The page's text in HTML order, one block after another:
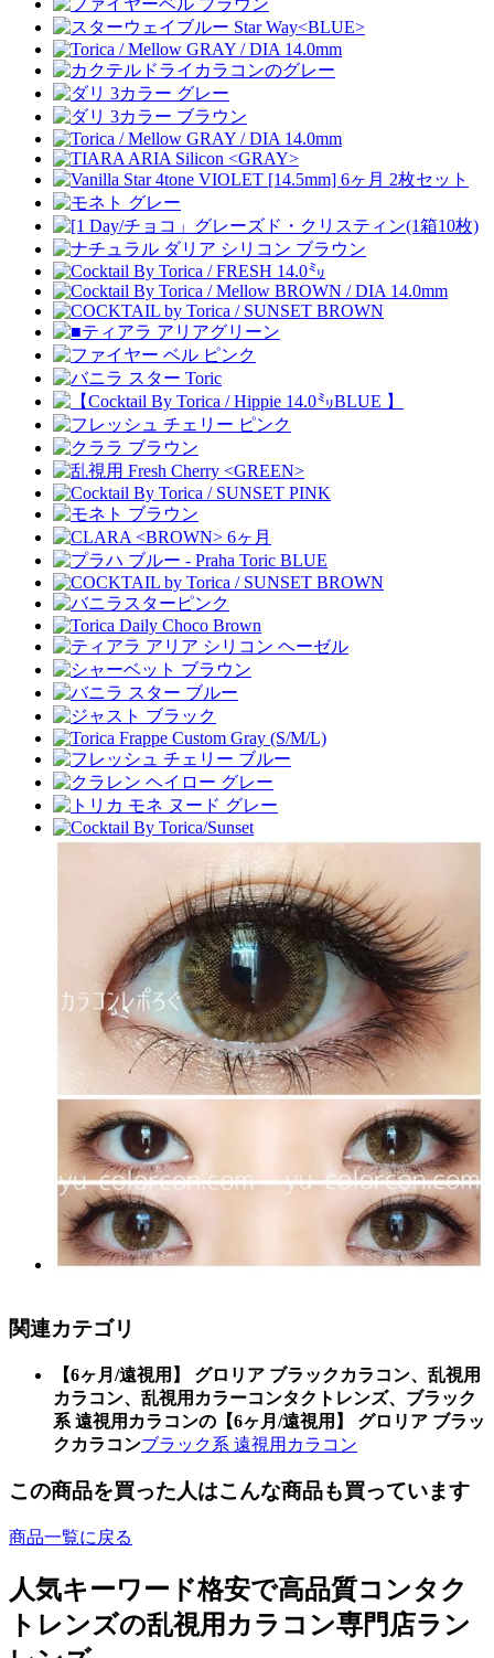
関連カテゴリ
【6ヶ月/遠視用】 グロリア ブラックカラコン、乱視用
カラコン、乱視用カラーコンタクトレンズ、ブラック
系 遠視用カラコンの【6ヶ月/遠視用】 グロリア ブラッ
クカラコンブラック系 遠視用カラコン
この商品を買った人はこんな商品も買っています
商品一覧に戻る
人気キーワード格安で高品質コンタク
トレンズの乱視用カラコン専門店ラン